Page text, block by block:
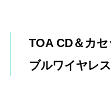
TOA CD＆カ
ブルワイヤレ